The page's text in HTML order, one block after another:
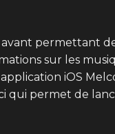
permettant
sur les
iOS
qui permet de